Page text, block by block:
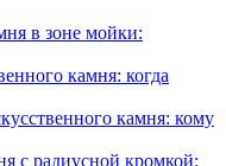
в зоне мойки:
камня: когда
камня: кому
с радиусной кромкой: